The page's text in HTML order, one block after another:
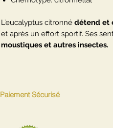
L’eucalyptus citronné détend et
et après un effort sportif. Ses
moustiques et autres insectes.
Paiement Sécurisé